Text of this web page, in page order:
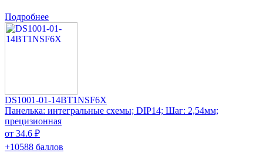
Подробнее
DS1001-01-14BT1NSF6X
Панелька: интегральные схемы; DIP14; Шаг: 2,54мм;
прецизионная
от 34.6 ₽
+10588 баллов